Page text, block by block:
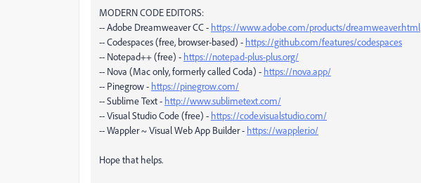
MODERN CODE EDITORS:
-- Adobe Dreamweaver CC - https://www.adobe.com/products/dreamweaver.html
-- Codespaces (free, browser-based) - https://github.com/features/codespaces
-- Notepad++ (free) - https://notepad-plus-plus.org/
-- Nova (Mac only, formerly called Coda) - https://nova.app/
-- Pinegrow - https://pinegrow.com/
-- Sublime Text - http://www.sublimetext.com/
-- Visual Studio Code (free) - https://code.visualstudio.com/
-- Wappler ~ Visual Web App Builder - https://wappler.io/
Hope that helps.